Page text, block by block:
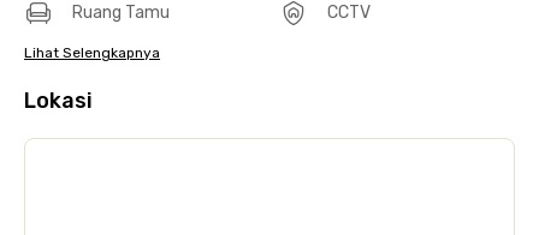
Ruang Tamu CCTV
Lihat Selengkapnya
Lokasi